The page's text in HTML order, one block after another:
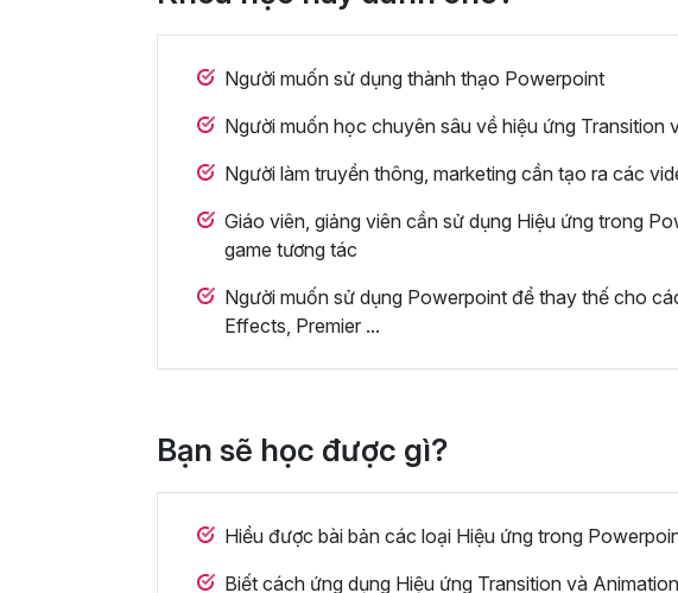
Người muốn sử dụng thành thạo Powerpoint
Người muốn học chuyên sâu về hiệu ứng Transition
Người làm truyền thông, marketing cần tạo ra các
Giáo viên, giảng viên cần sử dụng Hiệu ứng trong
game tương tác
Người muốn sử dụng Powerpoint để thay thế cho
Effects, Premier ...
Bạn sẽ học được gì?
Hiểu được bài bản các loại Hiệu ứng trong
Biết cách ứng dụng Hiệu ứng Transition và